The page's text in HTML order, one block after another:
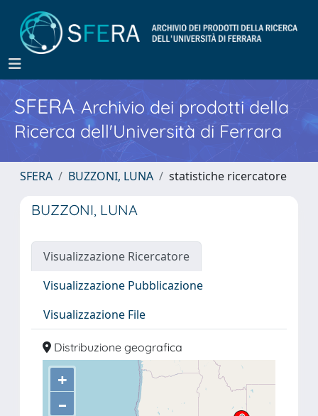
SFERA Archivio dei prodotti della
Ricerca dell'Università di Ferrara
SFERA BUZZONI, LUNA statistiche ricercatore
BUZZONI, LUNA
Visualizzazione Ricercatore
Visualizzazione Pubblicazione
Visualizzazione File
Distribuzione geografica
+
–